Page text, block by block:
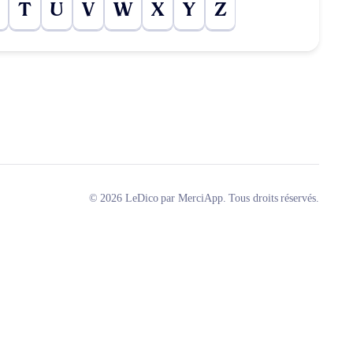
T U V W X Y Z
© 2026 LeDico par MerciApp. Tous droits réservés.